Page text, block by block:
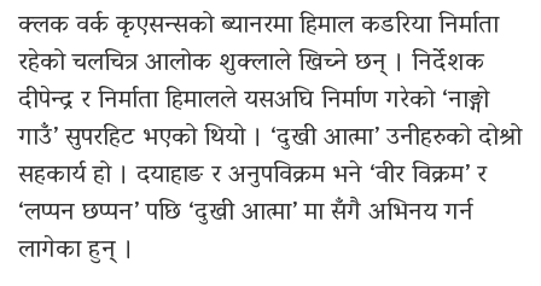
क्लक वर्क कृएसन्सको ब्यानरमा हिमाल कडरिया निर्माता
रहेको चलचित्र आलोक शुक्लाले खिच्ने छन् । निर्देशक
दीपेन्द्र र निर्माता हिमालले यसअघि निर्माण गरेको ‘नाङ्गो
गाउँ’ सुपरहिट भएको थियो । ‘दुखी आत्मा’ उनीहरुको दोश्रो
सहकार्य हो । दयाहाङ र अनुपविक्रम भने ‘वीर विक्रम’ र
‘लप्पन छप्पन’ पछि ‘दुखी आत्मा’ मा सँगै अभिनय गर्न
लागेका हुन् ।